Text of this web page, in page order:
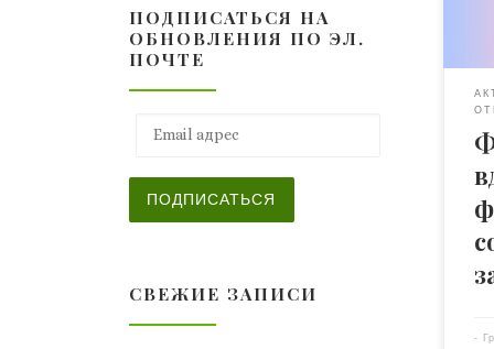
В
она
за
е
-
ПОДПИСАТЬСЯ НА
ОБНОВЛЕНИЯ ПО ЭЛ.
ПОЧТЕ
ПОДПИСАТЬСЯ
СВЕЖИЕ ЗАПИСИ